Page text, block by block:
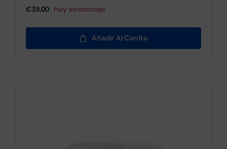
€39.00 Hay existencias
Añadir Al Carrito